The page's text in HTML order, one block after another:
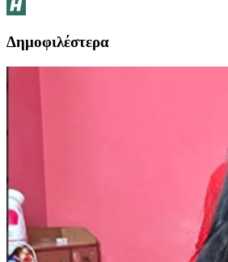
Δημοφιλέστερα